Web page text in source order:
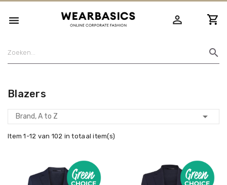
 person_outline
search
Blazers
Brand, A to Z 
Item 1-12 van 102 in totaal item(s)